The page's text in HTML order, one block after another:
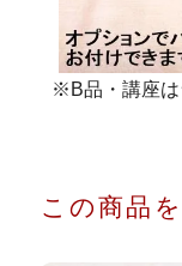
※B品・講座は
この商品